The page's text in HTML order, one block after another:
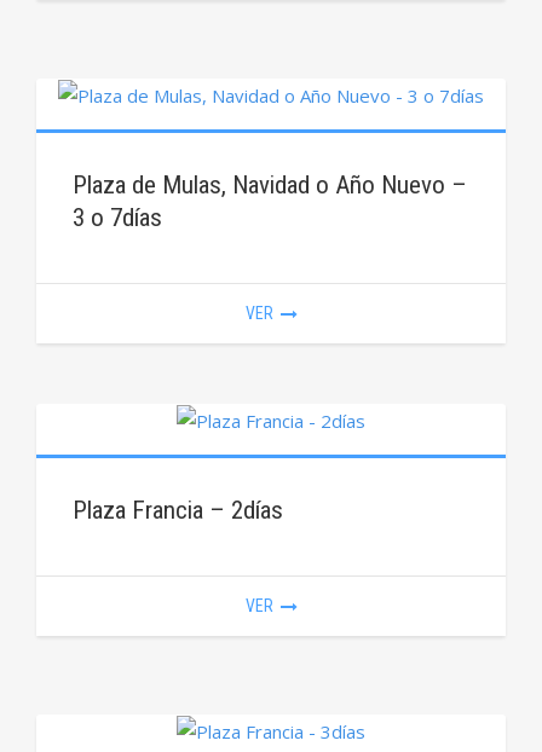
Plaza de Mulas, Navidad o Año Nuevo –
3 o 7días
VER
Plaza Francia – 2días
VER